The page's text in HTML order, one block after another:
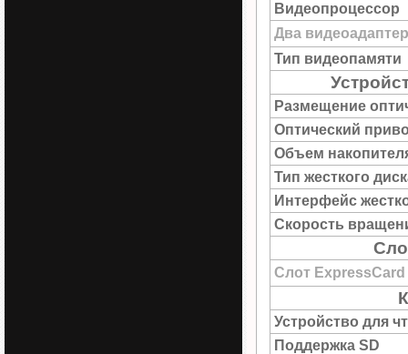
Видеопроцессор
Два
Тип видеопамяти
Размещение
Оптический
Объем
Тип жесткого
Интерфейс
Скорость
Слот ExpressCard
Устройство для
Поддержка SD